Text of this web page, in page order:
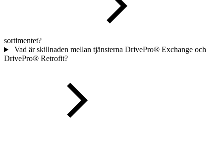
sortimentet?
Vad är skillnaden mellan tjänsterna DrivePro® Exchange och
DrivePro® Retrofit?